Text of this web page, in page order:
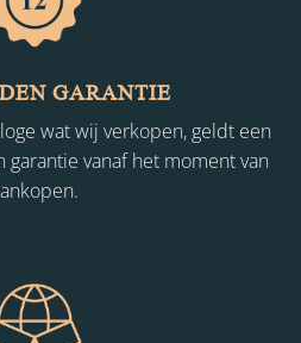
GARANTIE
wat wij verkopen, geldt een
vanaf het moment van